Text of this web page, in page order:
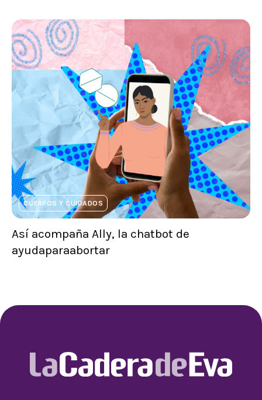
CUERPOS Y CUIDADOS
Así acompaña Ally, la chatbot de
ayudaparaabortar